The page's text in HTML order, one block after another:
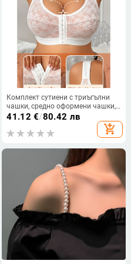
Комплект сутиени с триъгълни
чашки, средно оформени чашки,
акрилна основна материя,
41.12 €/80.42 лв
add_shopping_cart